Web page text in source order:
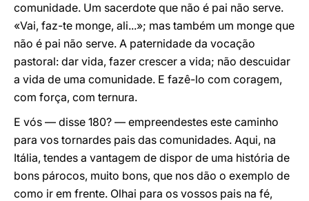
comunidade. Um sacerdote que não é pai não serve.
«Vai, faz-te monge, ali...»; mas também um monge que
não é pai não serve. A paternidade da vocação
pastoral: dar vida, fazer crescer a vida; não descuidar
a vida de uma comunidade. E fazê-lo com coragem,
com força, com ternura.
E vós — disse 180? — empreendestes este caminho
para vos tornardes pais das comunidades. Aqui, na
Itália, tendes a vantagem de dispor de uma história de
bons párocos, muito bons, que nos dão o exemplo de
como ir em frente. Olhai para os vossos pais na fé,